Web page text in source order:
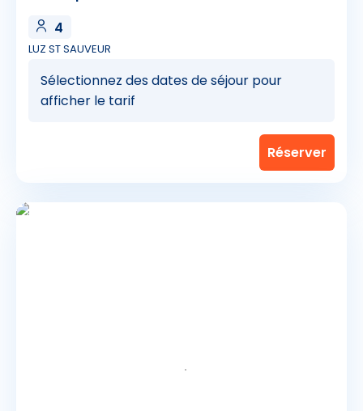
4
LUZ ST SAUVEUR
Sélectionnez des dates de séjour pour
afficher le tarif